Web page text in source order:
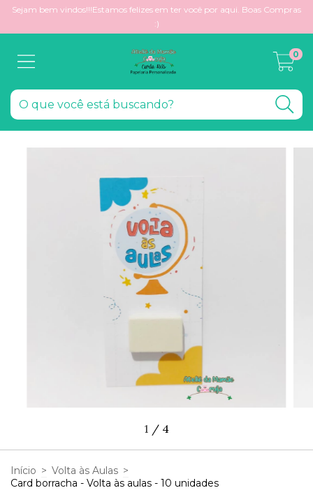
Sejam bem vindos!!!Estamos felizes em ter você por aqui. Boas Compras
:)
0
1 / 4
Início > Volta às Aulas >
Card borracha - Volta às aulas - 10 unidades